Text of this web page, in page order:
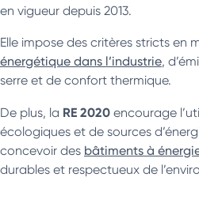
en vigueur depuis 2013.
Elle impose des critères stricts en
énergétique dans l’industrie,
serre et de confort thermique.
De plus, la RE 2020 encourage
écologiques et de sources
concevoir des bâtiments à
durables et respectueux de